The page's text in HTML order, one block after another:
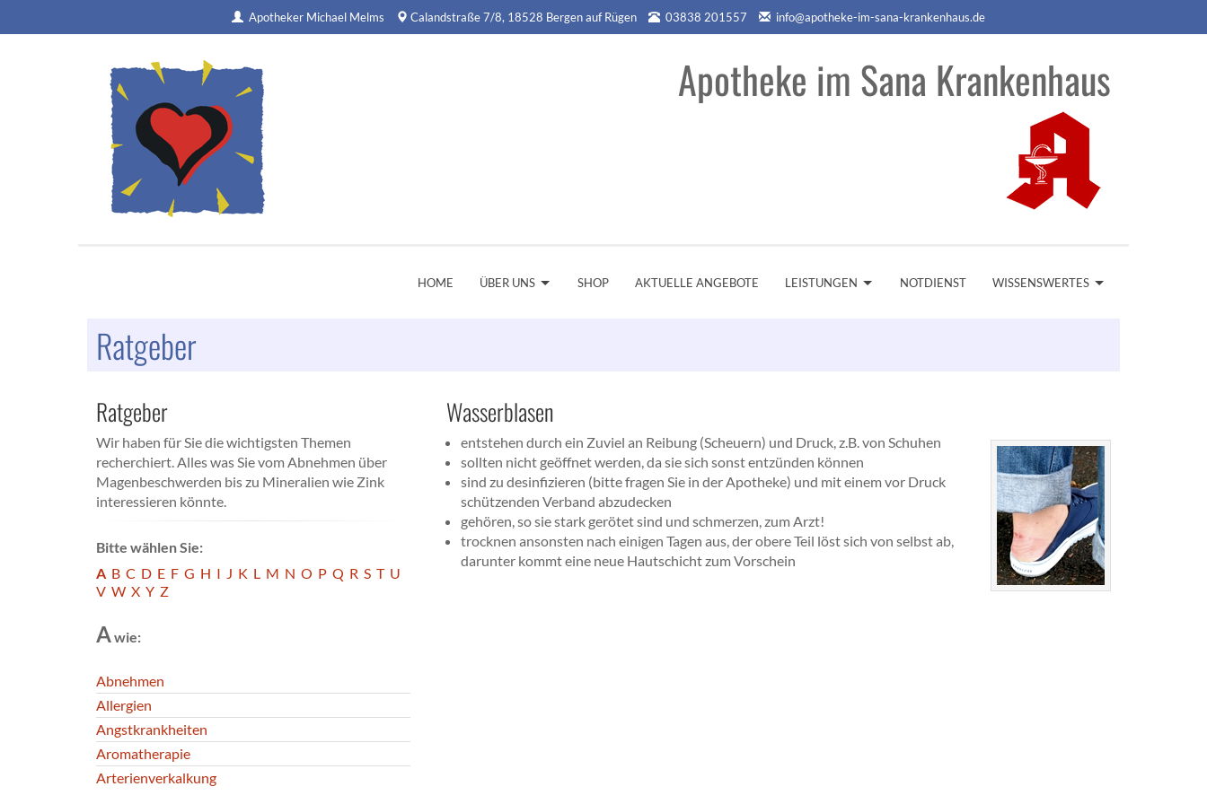
Apotheker Michael Melms Calandstraße 7/8, 18528 Bergen auf Rügen 03838 201557 info@apotheke-im-sana-krankenhaus.de
Apotheke im Sana Krankenhaus
HOME ÜBER UNS SHOP AKTUELLE ANGEBOTE LEISTUNGEN NOTDIENST WISSENSWERTES
Ratgeber
Ratgeber
Wir haben für Sie die wichtigsten Themen
recherchiert. Alles was Sie vom Abnehmen über
Magenbeschwerden bis zu Mineralien wie Zink
interessieren könnte.
Bitte wählen Sie:
A B C D E F G H I J K L M N O P Q R S T U
V W X Y Z
Awie:
Abnehmen
Allergien
Angstkrankheiten
Aromatherapie
Arterienverkalkung
Wasserblasen
entstehen durch ein Zuviel an Reibung (Scheuern) und Druck, z.B. von Schuhen
sollten nicht geöffnet werden, da sie sich sonst entzünden können
sind zu desinfizieren (bitte fragen Sie in der Apotheke) und mit einem vor Druck
schützenden Verband abzudecken
gehören, so sie stark gerötet sind und schmerzen, zum Arzt!
trocknen ansonsten nach einigen Tagen aus, der obere Teil löst sich von selbst ab,
darunter kommt eine neue Hautschicht zum Vorschein